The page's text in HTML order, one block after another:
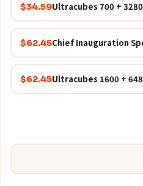
3280 + 700 Ultracubes
$34.59
Chief Inauguration
$62.45
6480 + 1600
$62.45